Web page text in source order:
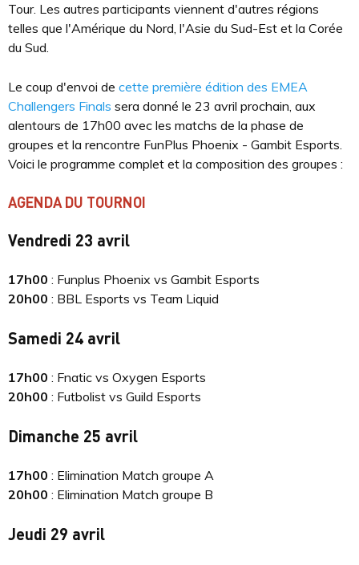
Tour. Les autres participants viennent d'autres régions
telles que l'Amérique du Nord, l'Asie du Sud-Est et la Corée
du Sud.
Le coup d'envoi de cette première édition des EMEA
Challengers Finals sera donné le 23 avril prochain, aux
alentours de 17h00 avec les matchs de la phase de
groupes et la rencontre FunPlus Phoenix - Gambit Esports.
Voici le programme complet et la composition des groupes :
AGENDA DU TOURNOI
Vendredi 23 avril
17h00 : Funplus Phoenix vs Gambit Esports
20h00 : BBL Esports vs Team Liquid
Samedi 24 avril
17h00 : Fnatic vs Oxygen Esports
20h00 : Futbolist vs Guild Esports
Dimanche 25 avril
17h00 : Elimination Match groupe A
20h00 : Elimination Match groupe B
Jeudi 29 avril